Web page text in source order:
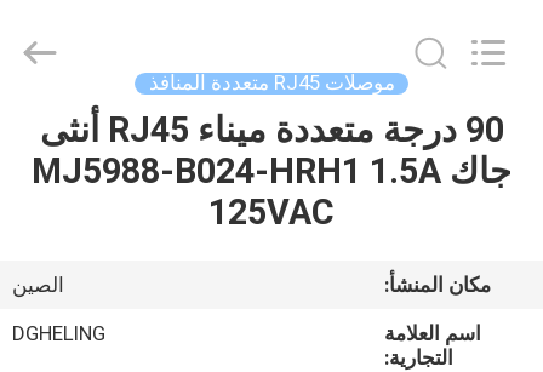
الصفحة
الرئيسية
معلومات
Reserved.
Developed
موصلات RJ45 متعددة المنافذ
90 درجة متعددة ميناء RJ45 أنثى
جاك MJ5988-B024-HRH1 1.5A
125VAC
مكان المنشأ:
الصين
اسم العلامة
التجارية:
DGHELING